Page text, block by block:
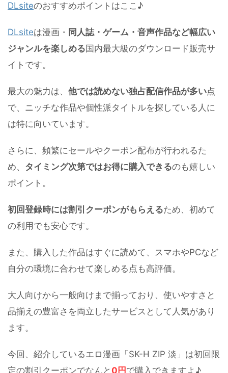
DLsiteのおすすめポイントはここ♪
DLsiteは漫画・ 同人誌・ゲーム・音声作品など幅広い
ジャンルを楽しめる国内最大級のダウンロード販売サ
イトです。
最大の魅力は、 他では読めない独占配信作品が多い点
で、ニッチな作品や個性派タイトルを探している人に
は特に向いています。
さらに、頻繁にセールやクーポン配布が行われるた
め、 タイミング次第ではお得に購入できるのも嬉しい
ポイント。
初回登録時には割引クーポンがもらえるため、初めて
の利用でも安心です。
また、購入した作品はすぐに読めて、スマホやPCなど
自分の環境に合わせて楽しめる点も高評価。
大人向けから一般向けまで揃っており、使いやすさと
品揃えの豊富さを両立したサービスとして人気があり
ます。
今回、紹介しているエロ漫画「SK-H ZIP 淡」は初回限
定の割引クーポンでなんと 0円 で購入できますよ♪